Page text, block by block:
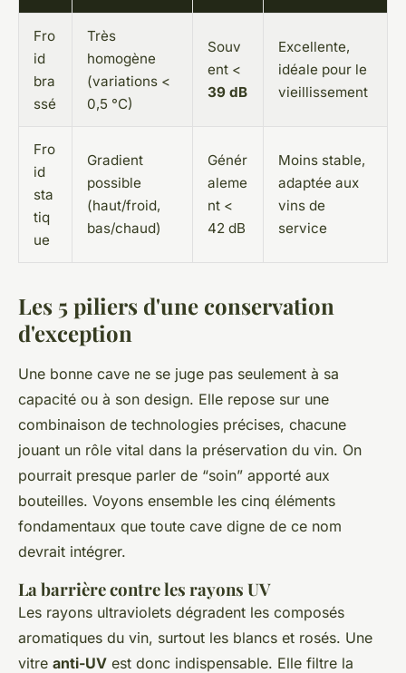
Fro
id
bra
ssé
Très
homogène
(variations <
0,5 °C)
Souv
ent <
39 dB
Excellente,
idéale pour le
vieillissement
Fro
id
sta
tiq
ue
Gradient
possible
(haut/froid,
bas/chaud)
Génér
aleme
nt <
42 dB
Moins stable,
adaptée aux
vins de
service
Les 5 piliers d'une conservation
d'exception
Une bonne cave ne se juge pas seulement à sa
capacité ou à son design. Elle repose sur une
combinaison de technologies précises, chacune
jouant un rôle vital dans la préservation du vin. On
pourrait presque parler de “soin” apporté aux
bouteilles. Voyons ensemble les cinq éléments
fondamentaux que toute cave digne de ce nom
devrait intégrer.
La barrière contre les rayons UV
Les rayons ultraviolets dégradent les composés
aromatiques du vin, surtout les blancs et rosés. Une
vitre anti-UV est donc indispensable. Elle filtre la